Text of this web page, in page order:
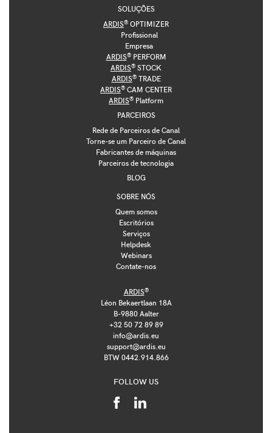
SOLUÇÕES
ARDIS® OPTIMIZER
Profissional
Empresa
ARDIS®PERFORM
ARDIS® STOCK
ARDIS®TRADE
ARDIS® CAM CENTER
ARDIS® Platform
PARCEIROS
Rede de Parceiros de Canal
Torne-se um Parceiro de Canal
Fabricantes de máquinas
Parceiros de tecnologia
BLOG
SOBRE NÓS
Quem somos
Escritórios
Serviços
Helpdesk
Webinars
Contate-nos
ARDIS®
Léon Bekaertlaan 18A
B-9880 Aalter
+32 50 72 89 89
info@ardis.eu
support@ardis.eu
BTW 0442.914.866
FOLLOW US